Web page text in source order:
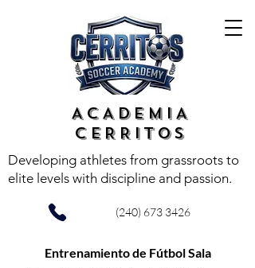
ACADEMIA
CERRITOS
(240) 673 3426
Developing athletes from grassroots to
elite levels with discipline and passion.
Entrenamiento de Fútbol Sala